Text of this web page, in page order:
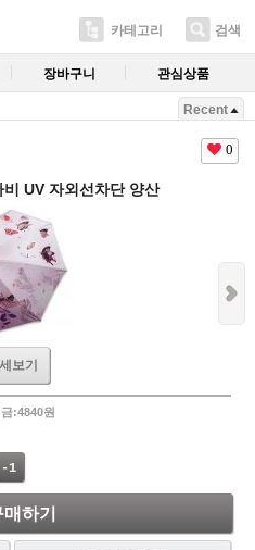
카테고리 검색
장바구니 관심상품
Recent
0
UV 자외선차단 양산
보기
:4840원
-1
매하기